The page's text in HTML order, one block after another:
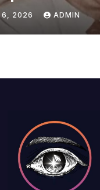
6, 2026 ADMIN